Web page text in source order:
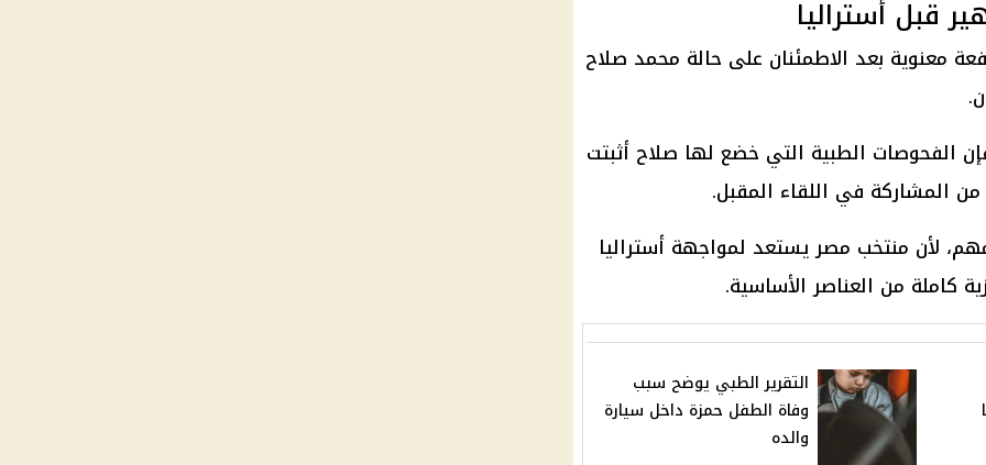
قبل أستراليا
معنوية بعد الاطمئنان على حالة محمد صلاح
الفحوصات الطبية التي خضع لها صلاح أثبتت
المشاركة في اللقاء المقبل.
لأن منتخب مصر يستعد لمواجهة أستراليا
كاملة من العناصر الأساسية.
التقرير الطبي يوضح سبب
وفاة الطفل حمزة داخل سيارة
والده